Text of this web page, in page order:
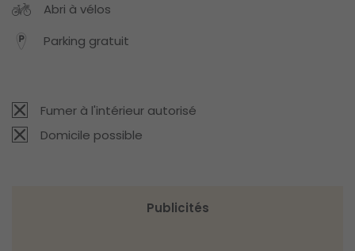
Abri à vélos
Parking gratuit
Fumer à l'intérieur autorisé
Domicile possible
Publicités